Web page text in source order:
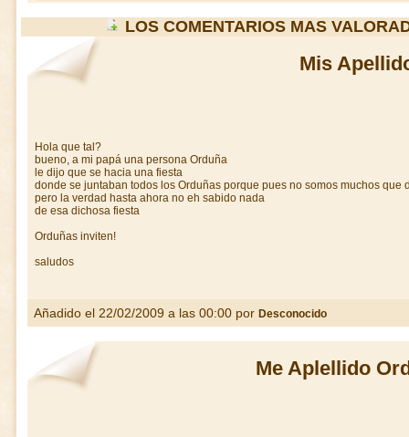
LOS COMENTARIOS MAS
Mis
Hola que tal?
bueno, a mi papá una persona Orduña
le dijo que se hacia una fiesta
donde se juntaban todos los Orduñas porque pues no somos muchos que
pero la verdad hasta ahora no eh sabido nada
de esa dichosa fiesta
Orduñas inviten!
saludos
Añadido el 22/02/2009 a las 00:00 por Desconocido
Me Aplellido